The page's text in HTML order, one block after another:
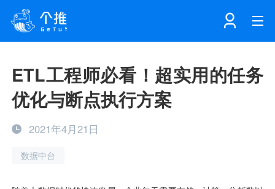
产品 注册
ETL工程师必看！超实用的任务
优化与断点执行方案
2021年4月21日
数据中台